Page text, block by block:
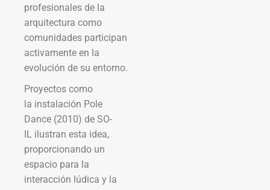
profesionales de la
arquitectura como
comunidades participan
activamente en la
evolución de su entorno.
Proyectos como
la instalación Pole
Dance (2010) de SO-
IL ilustran esta idea,
proporcionando un
espacio para la
interacción lúdica y la